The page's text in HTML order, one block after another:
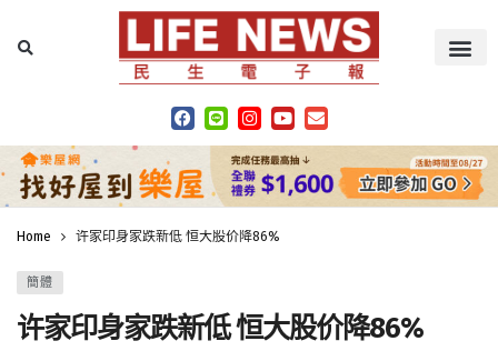
Home 许家印身家跌新低 恒大股价降86%
簡體
许家印身家跌新低 恒大股价降86%